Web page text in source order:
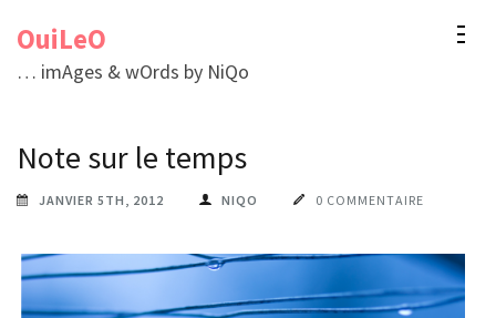
contenu
Entrée)
OuiLeO
… imAges & wOrds by NiQo
Note sur le temps
JANVIER 5TH, 2012 NIQO 0 COMMENTAIRE